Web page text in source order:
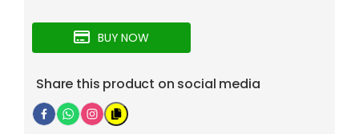
BUY NOW
Share this product on social media